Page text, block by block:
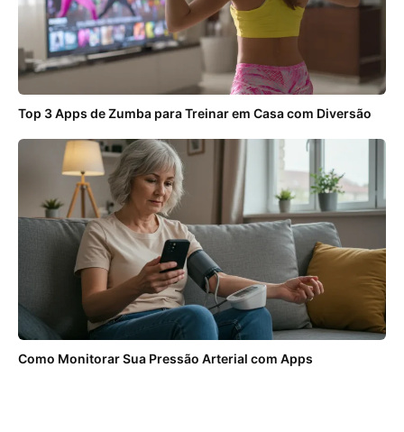
Top 3 Apps de Zumba para Treinar em Casa com Diversão
Como Monitorar Sua Pressão Arterial com Apps